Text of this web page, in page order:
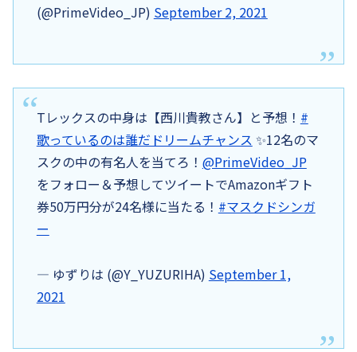
(@PrimeVideo_JP) September 2, 2021
Tレックスの中身は【西川貴教さん】と予想！ #
歌っているのは誰だドリームチャンス ✨12名のマ
スクの中の有名人を当てろ！ @PrimeVideo_JP
をフォロー＆予想してツイートでAmazonギフト
券50万円分が24名様に当たる！ #マスクドシンガ
ー
— ゆずりは (@Y_YUZURIHA) September 1,
2021